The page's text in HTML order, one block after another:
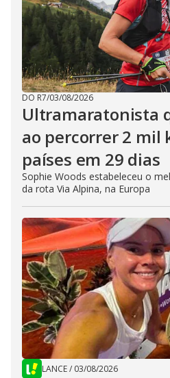
DO R7/03/08/2026
Ultramaratonista
ao percorrer 2 mil
países em 29 dias
Sophie Woods estabeleceu o
da rota Via Alpina, na Europa
LANCE/ 03/08/2026